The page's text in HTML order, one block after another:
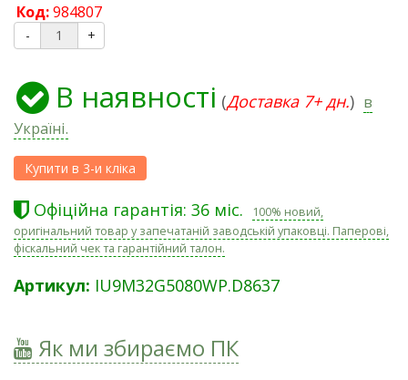
Код:984807
- +
В наявності (Доставка 7+ дн.) в
Україні.
Офіційна гарантія: 36 міс.
100% новий,
оригінальний товар у запечатаній заводській упаковці. Паперові,
фіскальний чек та гарантійний талон.
Артикул: IU9M32G5080WP.D8637
Як ми збираємо ПК